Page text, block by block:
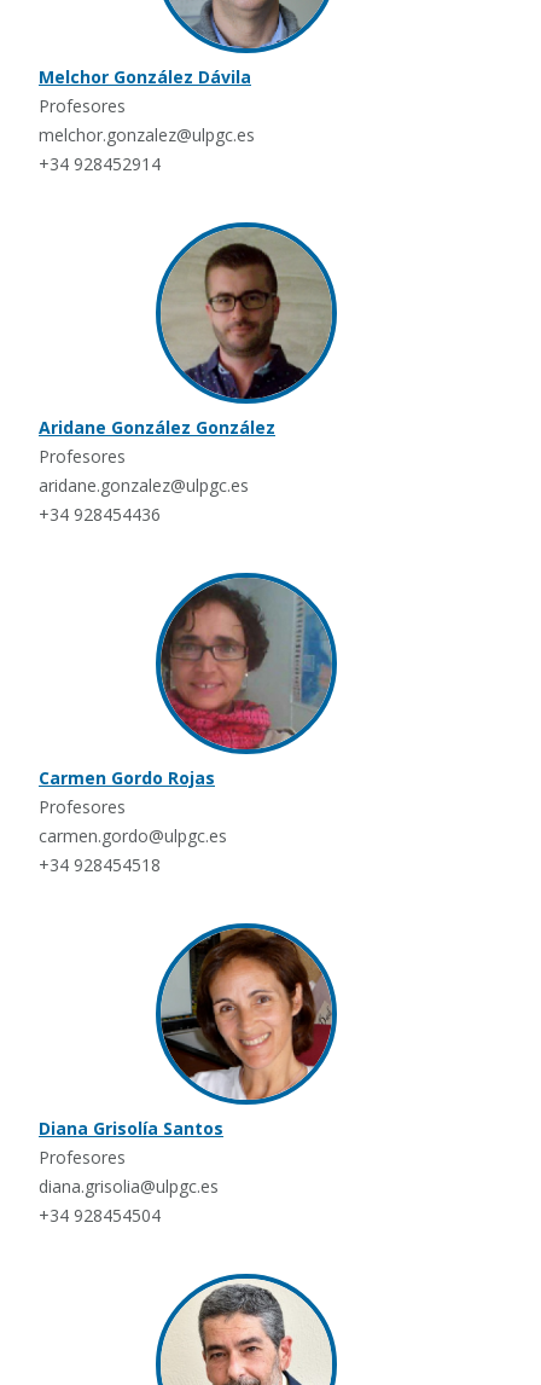
Melchor González Dávila
Profesores
melchor.gonzalez@ulpgc.es
+34 928452914
Aridane González González
Profesores
aridane.gonzalez@ulpgc.es
+34 928454436
Carmen Gordo Rojas
Profesores
carmen.gordo@ulpgc.es
+34 928454518
Diana Grisolía Santos
Profesores
diana.grisolia@ulpgc.es
+34 928454504